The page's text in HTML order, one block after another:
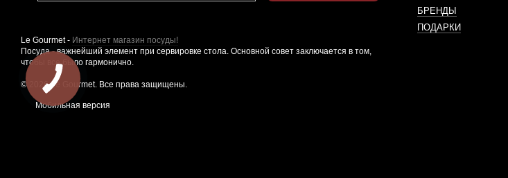
Le Gourmet - Интернет магазин посуды!
Посуда - важнейший элемент при сервировке стола. Основной совет заключается в том,
чтобы все было гармонично.
© 2026 Le Gourmet. Все права защищены.
Мобильная версия
БРЕНДЫ
ПОДАРКИ